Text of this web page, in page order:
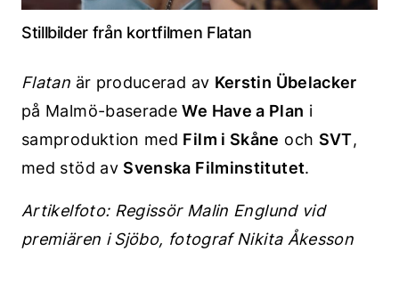
Stillbilder från kortfilmen Flatan
Flatan är producerad av Kerstin Übelacker
på Malmö-baseradeWe Have a Plan i
samproduktion med Film i Skåne och SVT,
med stöd avSvenska Filminstitutet.
Artikelfoto: Regissör Malin Englund vid
premiären i Sjöbo, fotograf Nikita Åkesson